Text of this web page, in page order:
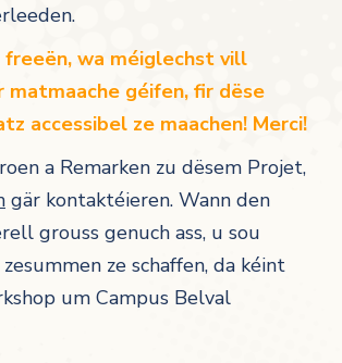
freeën, wa méiglechst vill
matmaache géifen, fir dëse
accessibel ze maachen! Merci!
a Remarken zu dësem Projet,
gär kontaktéieren. Wann den
grouss genuch ass, u sou
ze schaffen, da kéint
um Campus Belval